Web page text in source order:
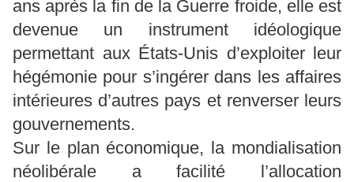
ans après la fin de la Guerre froide, elle est
devenue un instrument idéologique
permettant aux États-Unis d’exploiter leur
hégémonie pour s’ingérer dans les affaires
intérieures d’autres pays et renverser leurs
gouvernements.
Sur le plan économique, la mondialisation
néolibérale a facilité l’allocation